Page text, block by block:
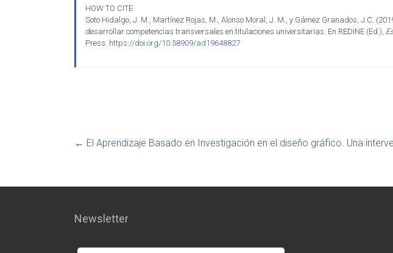
HOW TO CITE
Soto Hidalgo, J. M., Martínez Rojas, M., Alonso Moral, J. M., y Gámez Granados, J.C.
desarrollar competencias transversales en titulaciones universitarias. En REDINE (Ed.),
Press. https://doi.org/10.58909/ad19648827
← El Aprendizaje Basado en Investigación en el diseño gráfico. Una
Newsletter